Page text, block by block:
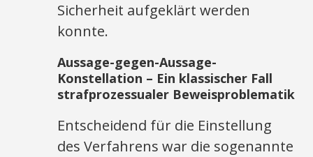
Sicherheit aufgeklärt werden
konnte.
Aussage-gegen-Aussage-
Konstellation – Ein klassischer Fall
strafprozessualer Beweisproblematik
Entscheidend für die Einstellung
des Verfahrens war die sogenannte